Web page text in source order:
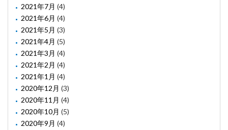
2021年7月 (4)
2021年6月 (4)
2021年5月 (3)
2021年4月 (5)
2021年3月 (4)
2021年2月 (4)
2021年1月 (4)
2020年12月 (3)
2020年11月 (4)
2020年10月 (5)
2020年9月 (4)